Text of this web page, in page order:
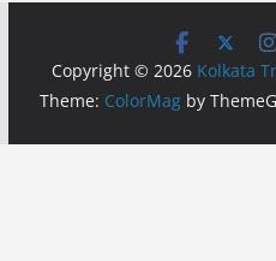
Copyright © 2026 Kolkata
Theme: ColorMagby